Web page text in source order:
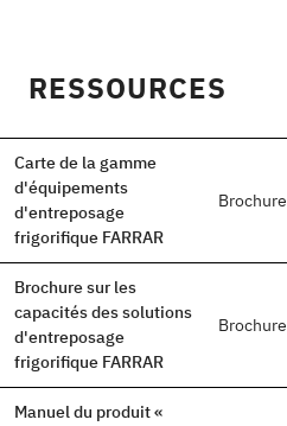
RESSOURCES
Carte de la gamme
d'équipements
d'entreposage
frigorifique FARRAR
Brochure
Brochure sur les
capacités des solutions
d'entreposage
frigorifique FARRAR
Brochure
Manuel du produit «